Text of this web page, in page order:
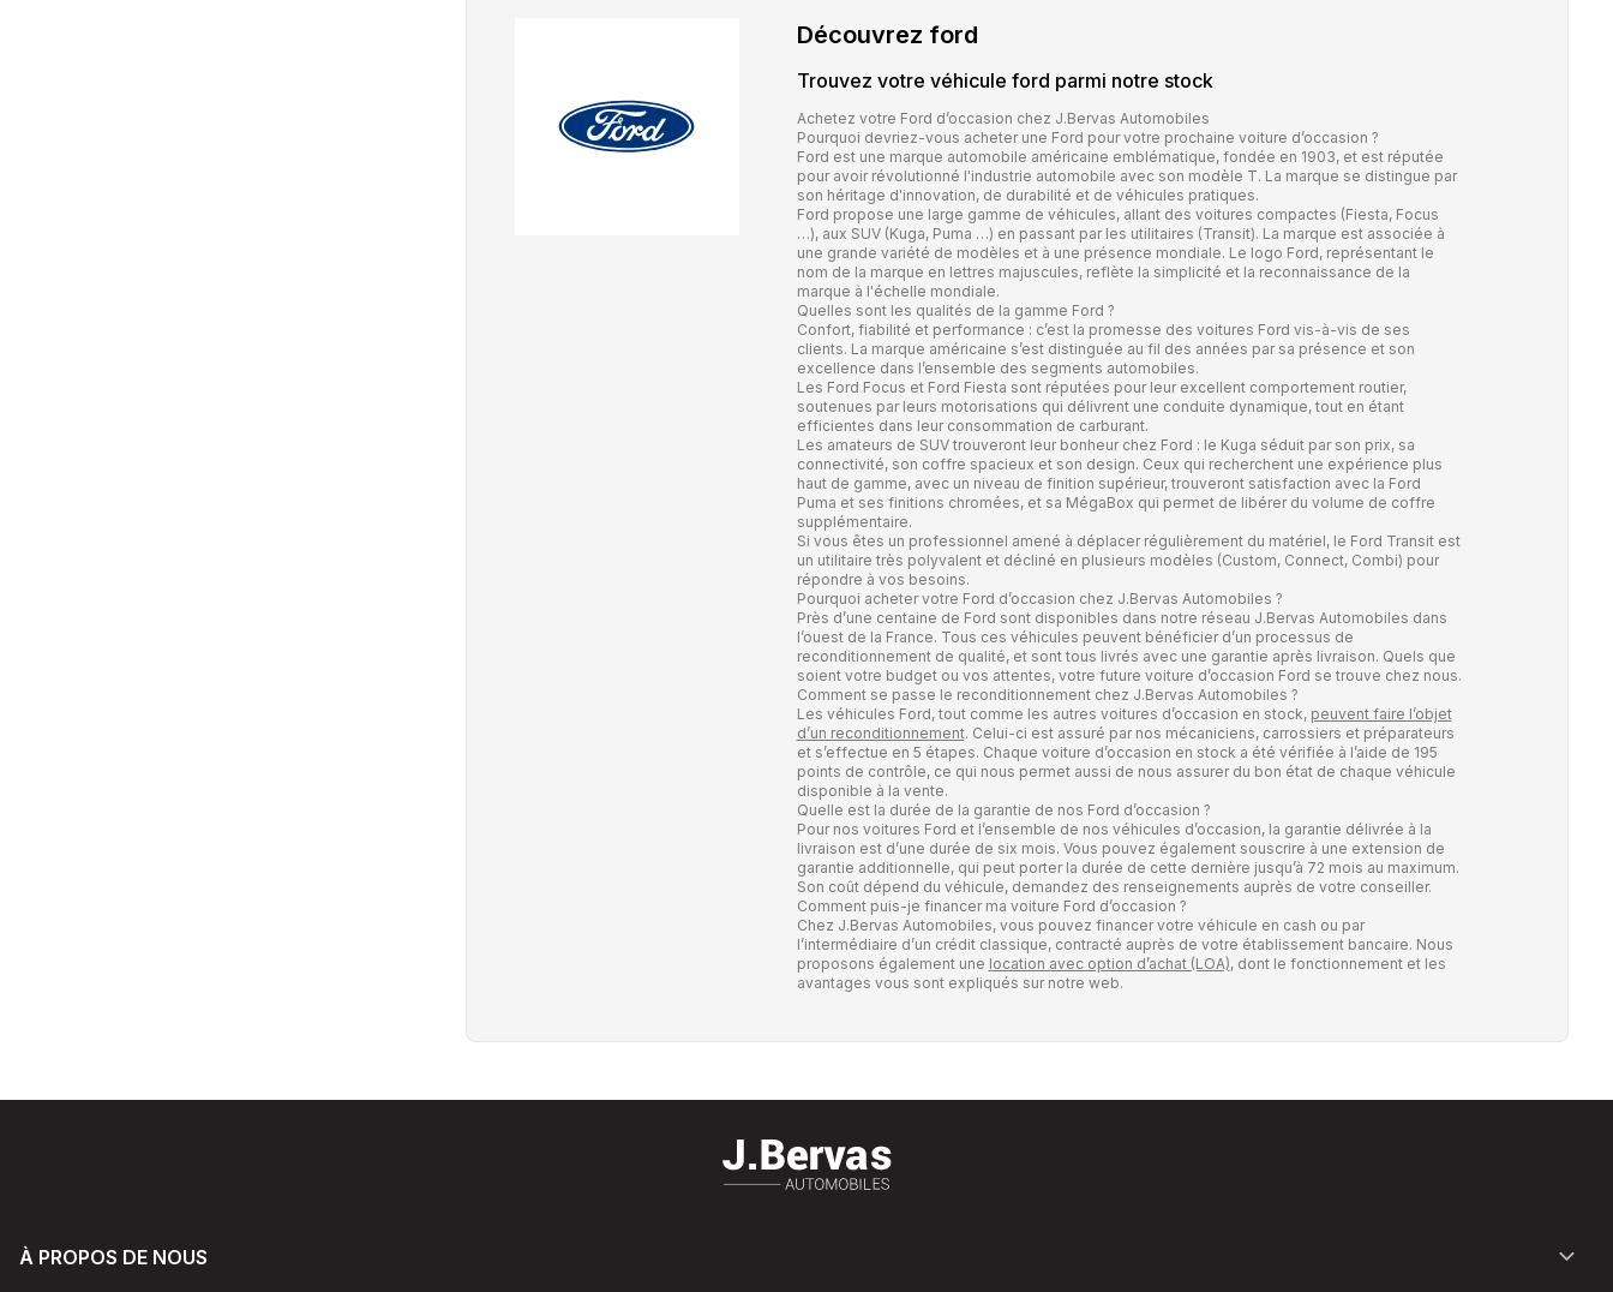
Découvrez ford
Trouvez votre véhicule ford parmi notre stock
Achetez votre Ford d’occasion chez J.Bervas Automobiles
Pourquoi devriez-vous acheter une Ford pour votre prochaine voiture d’occasion ?
Ford est une marque automobile américaine emblématique, fondée en 1903, et est réputée
pour avoir révolutionné l'industrie automobile avec son modèle T. La marque se distingue par
son héritage d'innovation, de durabilité et de véhicules pratiques.
Ford propose une large gamme de véhicules, allant des voitures compactes (Fiesta, Focus
…), aux SUV (Kuga, Puma …) en passant par les utilitaires (Transit). La marque est associée à
une grande variété de modèles et à une présence mondiale. Le logo Ford, représentant le
nom de la marque en lettres majuscules, reflète la simplicité et la reconnaissance de la
marque à l'échelle mondiale.
Quelles sont les qualités de la gamme Ford ?
Confort, fiabilité et performance : c’est la promesse des voitures Ford vis-à-vis de ses
clients. La marque américaine s’est distinguée au fil des années par sa présence et son
excellence dans l’ensemble des segments automobiles.
Les Ford Focus et Ford Fiesta sont réputées pour leur excellent comportement routier,
soutenues par leurs motorisations qui délivrent une conduite dynamique, tout en étant
efficientes dans leur consommation de carburant.
Les amateurs de SUV trouveront leur bonheur chez Ford : le Kuga séduit par son prix, sa
connectivité, son coffre spacieux et son design. Ceux qui recherchent une expérience plus
haut de gamme, avec un niveau de finition supérieur, trouveront satisfaction avec la Ford
Puma et ses finitions chromées, et sa MégaBox qui permet de libérer du volume de coffre
supplémentaire.
Si vous êtes un professionnel amené à déplacer régulièrement du matériel, le Ford Transit est
un utilitaire très polyvalent et décliné en plusieurs modèles (Custom, Connect, Combi) pour
répondre à vos besoins.
Pourquoi acheter votre Ford d’occasion chez J.Bervas Automobiles ?
Près d’une centaine de Ford sont disponibles dans notre réseau J.Bervas Automobiles dans
l’ouest de la France. Tous ces véhicules peuvent bénéficier d’un processus de
reconditionnement de qualité, et sont tous livrés avec une garantie après livraison. Quels que
soient votre budget ou vos attentes, votre future voiture d’occasion Ford se trouve chez nous.
Comment se passe le reconditionnement chez J.Bervas Automobiles ?
Les véhicules Ford, tout comme les autres voitures d’occasion en stock, peuvent faire l’objet
d’un reconditionnement. Celui-ci est assuré par nos mécaniciens, carrossiers et préparateurs
et s’effectue en 5 étapes. Chaque voiture d’occasion en stock a été vérifiée à l’aide de 195
points de contrôle, ce qui nous permet aussi de nous assurer du bon état de chaque véhicule
disponible à la vente.
Quelle est la durée de la garantie de nos Ford d’occasion ?
Pour nos voitures Ford et l’ensemble de nos véhicules d’occasion, la garantie délivrée à la
livraison est d’une durée de six mois. Vous pouvez également souscrire à une extension de
garantie additionnelle, qui peut porter la durée de cette dernière jusqu’à 72 mois au maximum.
Son coût dépend du véhicule, demandez des renseignements auprès de votre conseiller.
Comment puis-je financer ma voiture Ford d’occasion ?
Chez J.Bervas Automobiles, vous pouvez financer votre véhicule en cash ou par
l’intermédiaire d’un crédit classique, contracté auprès de votre établissement bancaire. Nous
proposons également une location avec option d’achat (LOA), dont le fonctionnement et les
avantages vous sont expliqués sur notre web.
À PROPOS DE NOUS